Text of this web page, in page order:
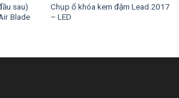
sau)
Blade
Chụp ổ khóa kem đậm Lead 2017
– LED